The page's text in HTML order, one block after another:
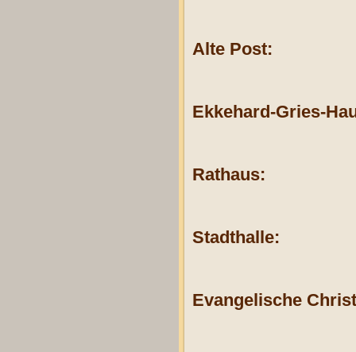
Alte Post:
Ekkehard-Gries-
Rathaus:
Stadthalle:
Evangelische